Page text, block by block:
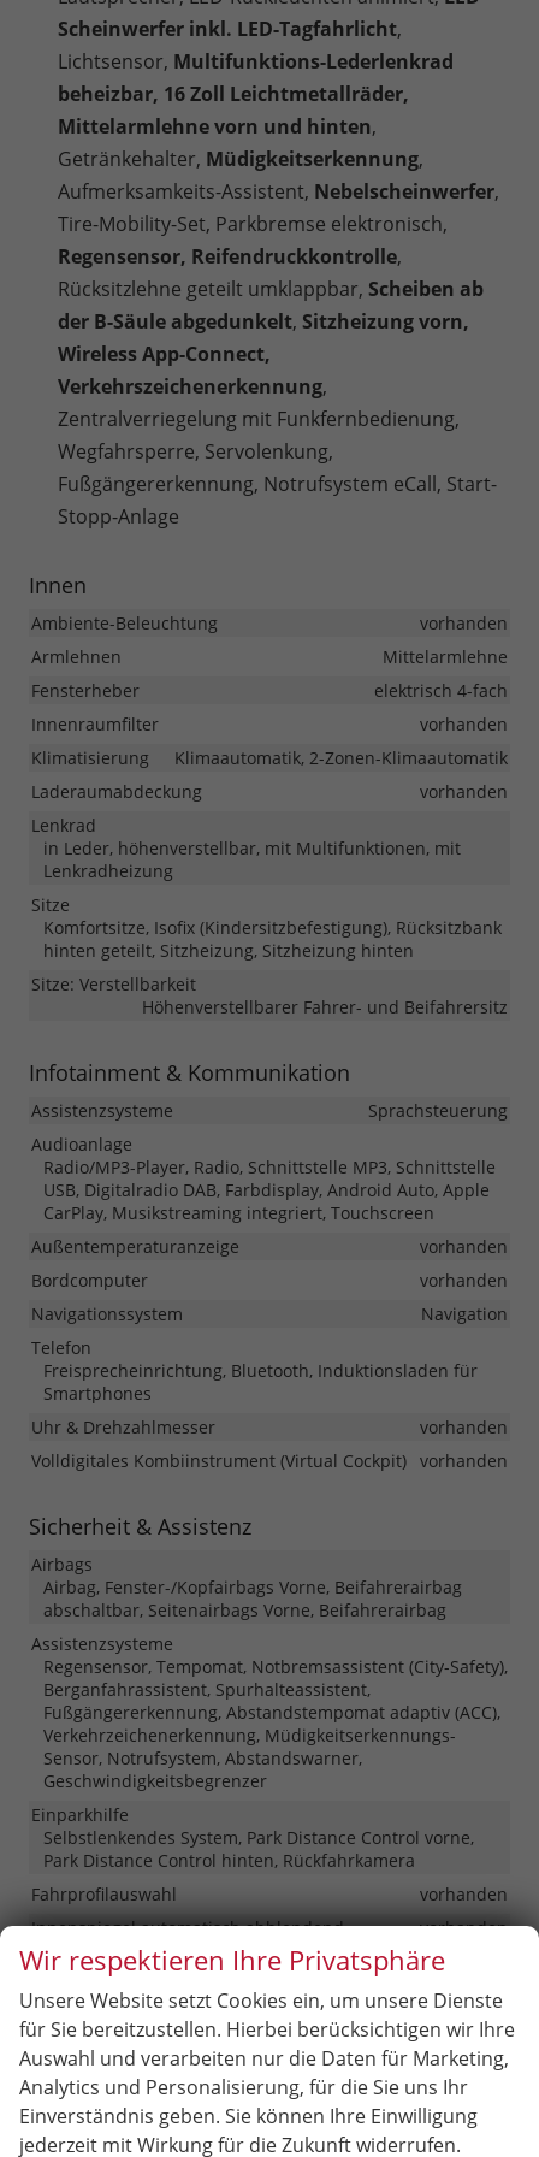
Scheinwerfer inkl. LED-Tagfahrlicht,
Lichtsensor, Multifunktions-Lederlenkrad
beheizbar, 16 Zoll Leichtmetallräder,
Mittelarmlehne vorn und hinten,
Getränkehalter, Müdigkeitserkennung,
Aufmerksamkeits-Assistent, Nebelscheinwerfer,
Tire-Mobility-Set, Parkbremse elektronisch,
Regensensor, Reifendruckkontrolle,
Rücksitzlehne geteilt umklappbar, Scheiben ab
der B-Säule abgedunkelt, Sitzheizung vorn,
Wireless App-Connect,
Verkehrszeichenerkennung,
Zentralverriegelung mit Funkfernbedienung,
Wegfahrsperre, Servolenkung,
Fußgängererkennung, Notrufsystem eCall, Start-
Stopp-Anlage
Innen
Ambiente-Beleuchtung
vorhanden
Armlehnen
Mittelarmlehne
Fensterheber
elektrisch 4-fach
Innenraumfilter
vorhanden
Klimatisierung
Klimaautomatik, 2-Zonen-Klimaautomatik
Laderaumabdeckung
vorhanden
Lenkrad
in Leder, höhenverstellbar, mit Multifunktionen, mit
Lenkradheizung
Sitze
Komfortsitze, Isofix (Kindersitzbefestigung), Rücksitzbank
hinten geteilt, Sitzheizung, Sitzheizung hinten
Sitze: Verstellbarkeit
Höhenverstellbarer Fahrer- und Beifahrersitz
Infotainment & Kommunikation
Assistenzsysteme
Sprachsteuerung
Audioanlage
Radio/MP3-Player, Radio, Schnittstelle MP3, Schnittstelle
USB, Digitalradio DAB, Farbdisplay, Android Auto, Apple
CarPlay, Musikstreaming integriert, Touchscreen
Außentemperaturanzeige
vorhanden
Bordcomputer
vorhanden
Navigationssystem
Navigation
Telefon
Freisprecheinrichtung, Bluetooth, Induktionsladen für
Smartphones
Uhr & Drehzahlmesser
vorhanden
Volldigitales Kombiinstrument (Virtual Cockpit) vorhanden
Sicherheit & Assistenz
Airbags
Airbag, Fenster-/Kopfairbags Vorne, Beifahrerairbag
abschaltbar, Seitenairbags Vorne, Beifahrerairbag
Assistenzsysteme
Regensensor, Tempomat, Notbremsassistent (City-Safety),
Berganfahrassistent, Spurhalteassistent,
Fußgängererkennung, Abstandstempomat adaptiv (ACC),
Verkehrzeichenerkennung, Müdigkeitserkennungs-
Sensor, Notrufsystem, Abstandswarner,
Geschwindigkeitsbegrenzer
Einparkhilfe
Selbstlenkendes System, Park Distance Control vorne,
Park Distance Control hinten, Rückfahrkamera
Fahrprofilauswahl
vorhanden
Innenspiegel automatisch abblendend
vorhanden
Lenkung
Servolenkung
Lichttechnik
Lichtsensor, Nebelscheinwerfer, Tagfahrlicht, LED-
Rückleuchten, LED-Scheinwerfer, LED-Tagfahrlicht
Pannenhilfe
Pannenkit
Start/Stop-Automatik
vorhanden
Zentralverriegelung
Wir respektieren Ihre Privatsphäre
Unsere Website setzt Cookies ein, um unsere Dienste
für Sie bereitzustellen. Hierbei berücksichtigen wir Ihre
Auswahl und verarbeiten nur die Daten für Marketing,
Analytics und Personalisierung, für die Sie uns Ihr
Einverständnis geben. Sie können Ihre Einwilligung
jederzeit mit Wirkung für die Zukunft widerrufen.